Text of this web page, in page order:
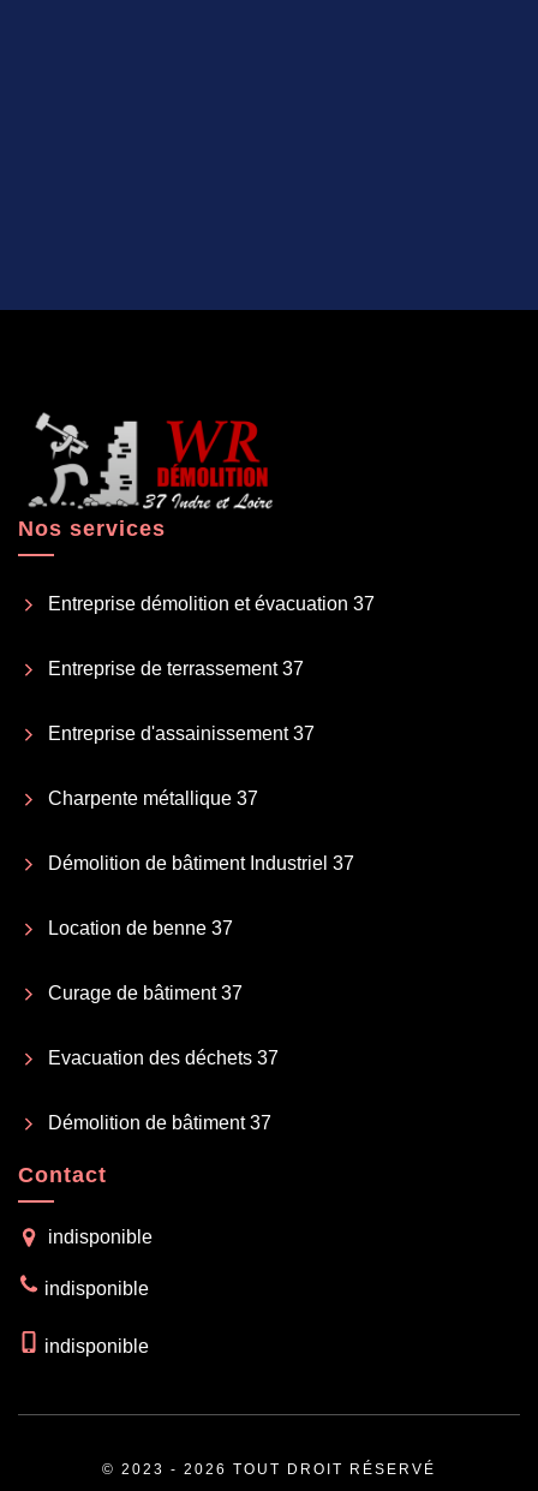
Nos services
Entreprise démolition et évacuation 37
Entreprise de terrassement 37
Entreprise d'assainissement 37
Charpente métallique 37
Démolition de bâtiment Industriel 37
Location de benne 37
Curage de bâtiment 37
Evacuation des déchets 37
Démolition de bâtiment 37
Contact
indisponible
indisponible
indisponible
© 2023 - 2026 TOUT DROIT RÉSERVÉ